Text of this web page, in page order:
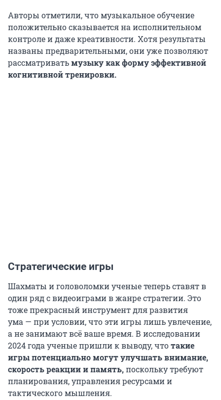
Авторы отметили, что музыкальное обучение
положительно сказывается на исполнительном
контроле и даже креативности. Хотя результаты
названы предварительными, они уже позволяют
рассматриватьмузыку как форму эффективной
когнитивной тренировки.
Стратегические игры
Шахматы и головоломки ученые теперь ставят в
один ряд с видеоиграми в жанре стратегии. Это
тоже прекрасный инструмент для развития
ума — при условии, что эти игры лишь увлечение,
а не занимают всё ваше время. В исследовании
2024 года ученые пришли к выводу, чтотакие
игры потенциально могут улучшать внимание,
скорость реакции и память,поскольку требуют
планирования, управления ресурсами и
тактического мышления.